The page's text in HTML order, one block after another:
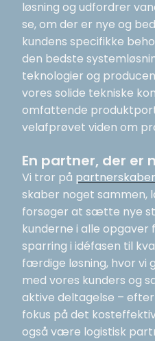
løsning og udfordrer
se, om der er nye og
kundens specifikke
den bedste
teknologier og
vores solide tekniske
omfattende
velafprøvet viden om
En partner, der er
Vi tror på partnerskaber
skaber noget sammen,
forsøger at sætte nye
kunderne i alle opgaver
sparring i idéfasen til
færdige løsning, hvor vi
med vores kunders og
aktive deltagelse –
fokus på det
også være logistisk